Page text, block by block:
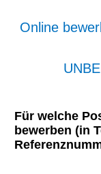
Online
Für welche
bewerben (in